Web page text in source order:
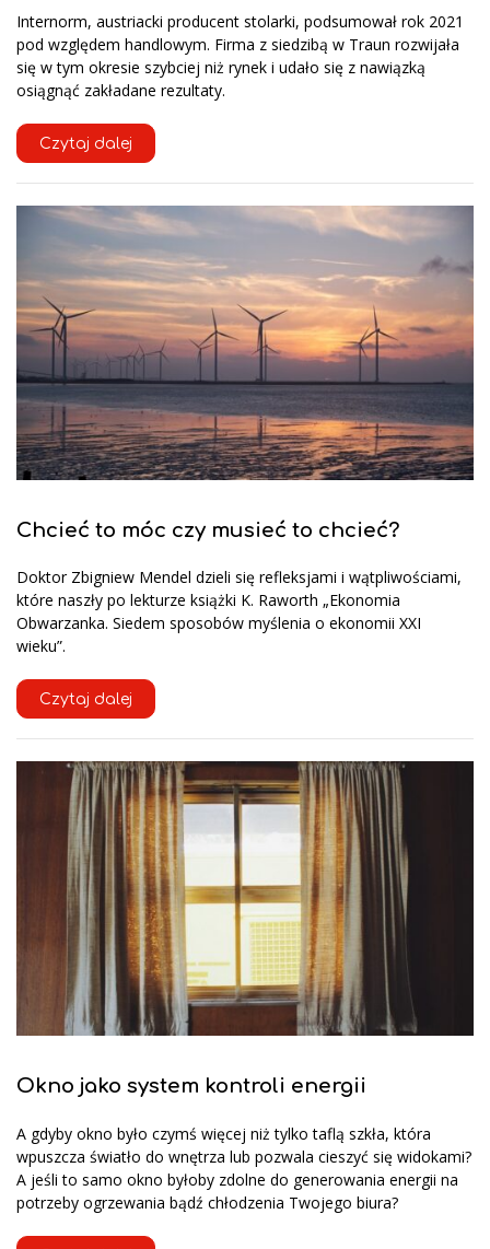
Internorm, austriacki producent stolarki, podsumował rok 2021
pod względem handlowym. Firma z siedzibą w Traun rozwijała
się w tym okresie szybciej niż rynek i udało się z nawiązką
osiągnąć zakładane rezultaty.
Czytaj dalej
Chcieć to móc czy musieć to chcieć?
Doktor Zbigniew Mendel dzieli się refleksjami i wątpliwościami,
które naszły po lekturze książki K. Raworth „Ekonomia
Obwarzanka. Siedem sposobów myślenia o ekonomii XXI
wieku”.
Czytaj dalej
Okno jako system kontroli energii
A gdyby okno było czymś więcej niż tylko taflą szkła, która
wpuszcza światło do wnętrza lub pozwala cieszyć się widokami?
A jeśli to samo okno byłoby zdolne do generowania energii na
potrzeby ogrzewania bądź chłodzenia Twojego biura?